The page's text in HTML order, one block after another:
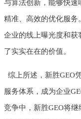
与算法创新，能够快速
精准、高效的优化服务
企业的线上曝光度和获
了实实在在的价值。
综上所述，新胜GEO
服务体系，成为企业
竞争中，新胜GEO将